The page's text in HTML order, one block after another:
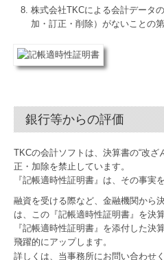
株式会社TKCによる会計データ
加・訂正・削除）がないことの
銀行等からの評価
TKCの会計ソフトは、決算書の“改ざ
正・加除を禁止しています。
『記帳適時性証明書』は、その事実
融資を受ける際など、金融機関から
は、この『記帳適時性証明書』を決
『記帳適時性証明書』を添付した決
飛躍的にアップします。
詳しくは、当事務所にお問い合わせく